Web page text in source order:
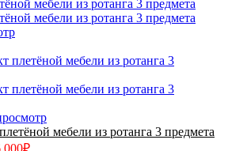
мебели из ротанга 3 предмета
000₽